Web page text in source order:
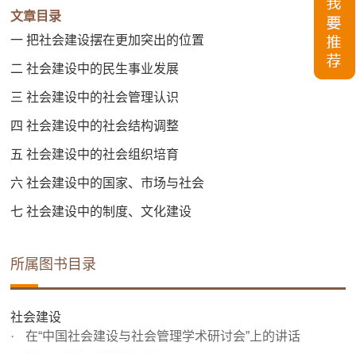
文章目录
一 把社会建设摆在更加突出的位置
二 社会建设中的民生事业发展
三 社会建设中的社会管理认识
四 社会建设中的社会结构调整
五 社会建设中的社会组织培育
六 社会建设中的国家、市场与社会
七 社会建设中的制度、文化建设
所属图书目录
社会建设
在“中国社会建设与社会管理学术研讨会”上的讲话